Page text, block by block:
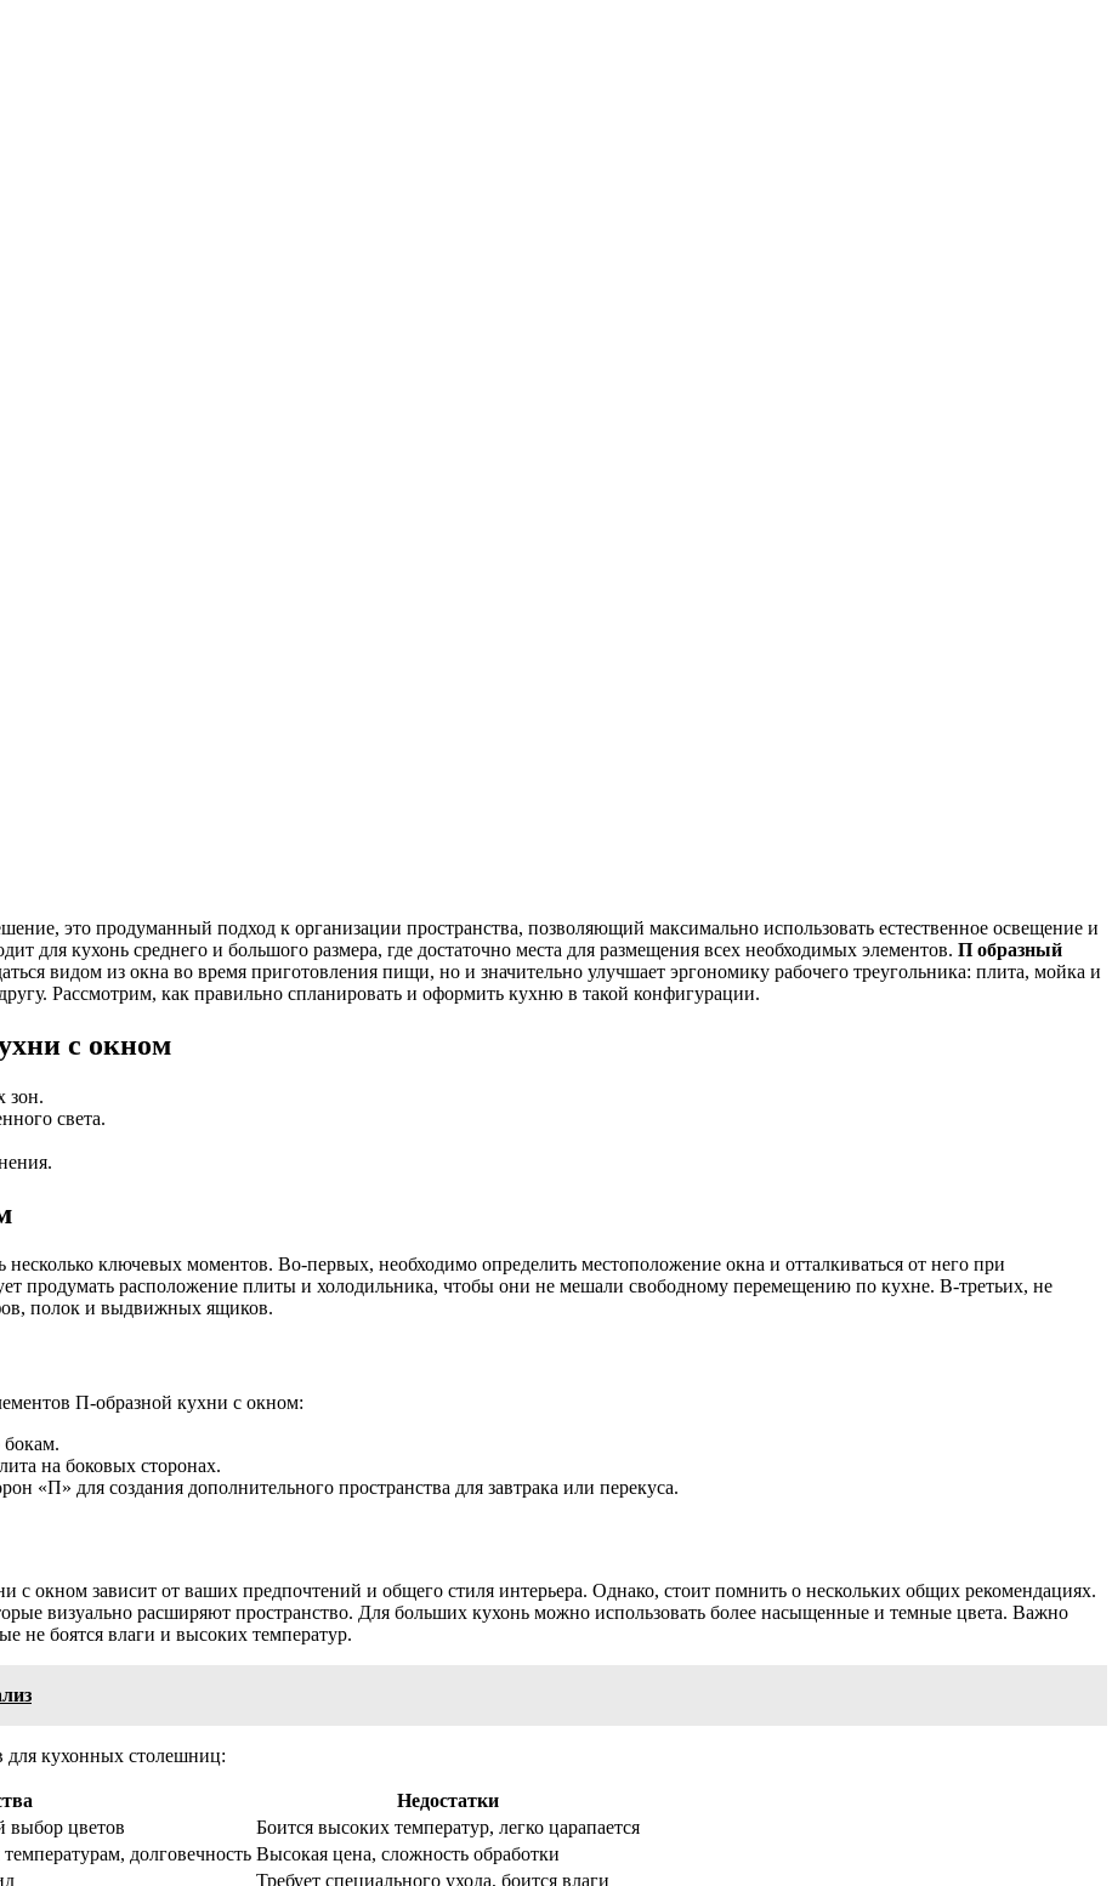
это продуманный подход к организации пространства, позволяющий максимально использовать естественное освещение и
для кухонь среднего и большого размера, где достаточно места для размещения всех необходимых элементов. П образный
видом из окна во время приготовления пищи, но и значительно улучшает эргономику рабочего треугольника: плита, мойка и
Рассмотрим, как правильно спланировать и оформить кухню в такой конфигурации.
с окном
зон.
света.
ключевых моментов. Во-первых, необходимо определить местоположение окна и отталкиваться от него при
продумать расположение плиты и холодильника, чтобы они не мешали свободному перемещению по кухне. В-третьих, не
полок и выдвижных ящиков.
П-образной кухни с окном:
на боковых сторонах.
«П» для создания дополнительного пространства для завтрака или перекуса.
окном зависит от ваших предпочтений и общего стиля интерьера. Однако, стоит помнить о нескольких общих рекомендациях.
визуально расширяют пространство. Для больших кухонь можно использовать более насыщенные и темные цвета. Важно
не боятся влаги и высоких температур.
для кухонных столешниц:
Недостатки
выбор цветов
Боится высоких температур, легко царапается
долговечность Высокая цена, сложность обработки
Требует специального ухода, боится влаги